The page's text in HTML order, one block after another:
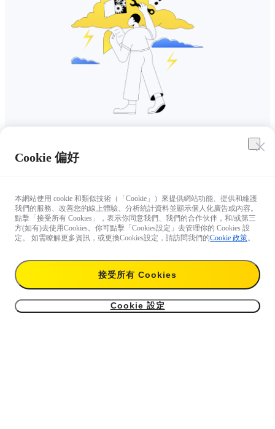
Cookie 偏好
本網站使用 cookie 和類似技術（「Cookie」）來提供網站功能、提供和維護
我們的服務、改善您的線上體驗、分析統計資料並顯示個人化廣告或內容。
點擊「接受所有 Cookies」，表示你同意我們、我們的合作伙伴，和/或第三
方(如有)去使用Cookies。你可點擊「Cookies設定」去管理你的 Cookies 設
定。 如需瞭解更多資訊，或更換Cookies設定，請訪問我們的Cookie 政策。
接受所有 Cookies
Cookie 設定